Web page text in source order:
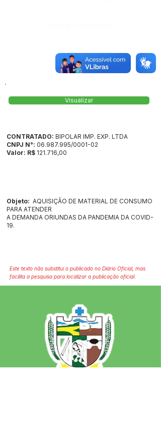
Órgão:
Sec. Saúde
Visualizar
CONTRATADO: BIPOLAR IMP. EXP. LTDA
CNPJ N°: 06.987.995/0001-02
Valor: R$ 121.716,00
Objeto: AQUISIÇÃO DE MATERIAL DE CONSUMO
PARA ATENDER
A DEMANDA ORIUNDAS DA PANDEMIA DA COVID-
19.
Este texto não substitui o publicado no Diário Oficial, mas
facilita a pesquisa para localizar a publicação oficial.